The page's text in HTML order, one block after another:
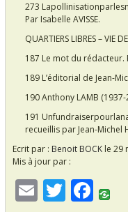
273
Par Isabelle AVISSE.
QUARTIERS LIBRES – VIE
187 Le mot du rédacteur.
189 L’éditorial de Jean-
190 Anthony LAMB (1937-
191
recueillis par Jean-Michel
Ecrit par : Benoit BOCK le 29
Mis à jour par :
E T F